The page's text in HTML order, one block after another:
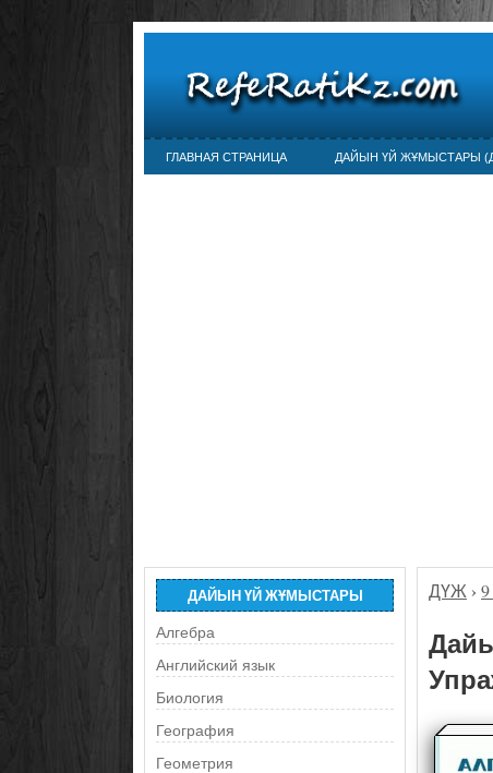
ГЛАВНАЯ СТРАНИЦА ДАЙЫН ҮЙ ЖҰМЫСТАРЫ
ДАЙЫН ҮЙ ЖҰМЫСТАРЫ
Алгебра
Английский язык
Биология
География
Геометрия
ДҮЖ ›